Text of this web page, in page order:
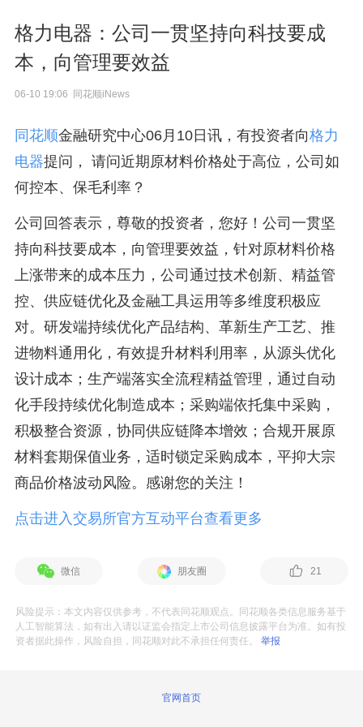
格力电器：公司一贯坚持向科技要成
本，向管理要效益
06-10 19:06 同花顺iNews
同花顺金融研究中心06月10日讯，有投资者向格力
电器提问， 请问近期原材料价格处于高位，公司如
何控本、保毛利率？
公司回答表示，尊敬的投资者，您好！公司一贯坚
持向科技要成本，向管理要效益，针对原材料价格
上涨带来的成本压力，公司通过技术创新、精益管
控、供应链优化及金融工具运用等多维度积极应
对。研发端持续优化产品结构、革新生产工艺、推
进物料通用化，有效提升材料利用率，从源头优化
设计成本；生产端落实全流程精益管理，通过自动
化手段持续优化制造成本；采购端依托集中采购，
积极整合资源，协同供应链降本增效；合规开展原
材料套期保值业务，适时锁定采购成本，平抑大宗
商品价格波动风险。感谢您的关注！
点击进入交易所官方互动平台查看更多
微信 朋友圈 21
风险提示：本文内容仅供参考，不代表同花顺观点。同花顺各类信息服务基于
人工智能算法，如有出入请以证监会指定上市公司信息披露平台为准。如有投
资者据此操作，风险自担，同花顺对此不承担任何责任。举报
官网首页